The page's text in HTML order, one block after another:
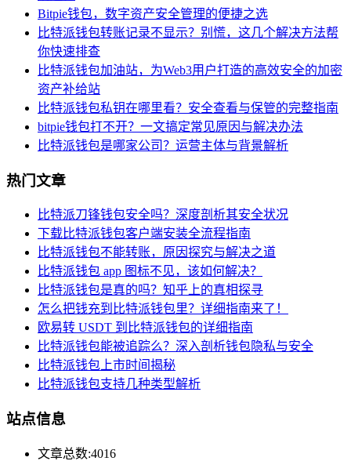
Bitpie钱包，数字资产安全管理的便捷之选
比特派钱包转账记录不显示？别慌，这几个解决方法帮
你快速排查
比特派钱包加油站，为Web3用户打造的高效安全的加密
资产补给站
比特派钱包私钥在哪里看？安全查看与保管的完整指南
bitpie钱包打不开？一文搞定常见原因与解决办法
比特派钱包是哪家公司？运营主体与背景解析
热门文章
比特派刀锋钱包安全吗？深度剖析其安全状况
下载比特派钱包客户端安装全流程指南
比特派钱包不能转账，原因探究与解决之道
比特派钱包 app 图标不见，该如何解决？
比特派钱包是真的吗？知乎上的真相探寻
怎么把钱充到比特派钱包里？详细指南来了！
欧易转 USDT 到比特派钱包的详细指南
比特派钱包能被追踪么？深入剖析钱包隐私与安全
比特派钱包上市时间揭秘
比特派钱包支持几种类型解析
站点信息
文章总数:4016